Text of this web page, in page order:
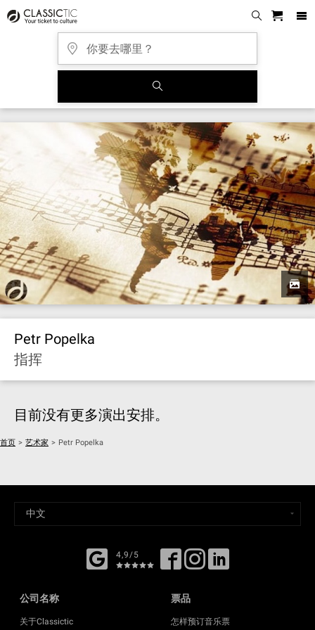
Petr Popelka
指挥
目前没有更多演出安排。
首页 > 艺术家 > Petr Popelka
4,9/5
公司名称
关于Classictic
票品
怎样预订音乐票